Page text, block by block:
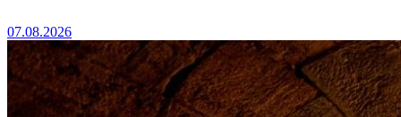
07.08.2026